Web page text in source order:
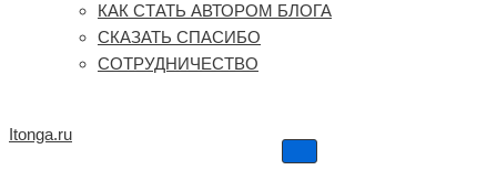
КАК СТАТЬ АВТОРОМ БЛОГА
СКАЗАТЬ СПАСИБО
СОТРУДНИЧЕСТВО
Itonga.ru
Меню